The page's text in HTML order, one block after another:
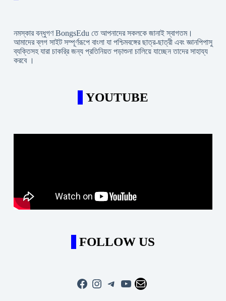
নমস্কার বন্ধুগণ BongsEdu তে আপনাদের সকলকে জানাই স্বাগতম।
আমাদের ব্লগ সাইট সম্পূর্ণরূপে বাংলা যা পশ্চিমবঙ্গের ছাত্র-ছাত্রী এবং জ্ঞানপিপাসু
ব্যক্তিসহ যারা চাকরি্র জন্য প্রতিনিয়ত পড়াশুনা চালিয়ে যাচ্ছেন তাদের সাহায্য
করবে ।
YOUTUBE
FOLLOW US
Facebook
Instagram
Telegram
YouTube
Mail